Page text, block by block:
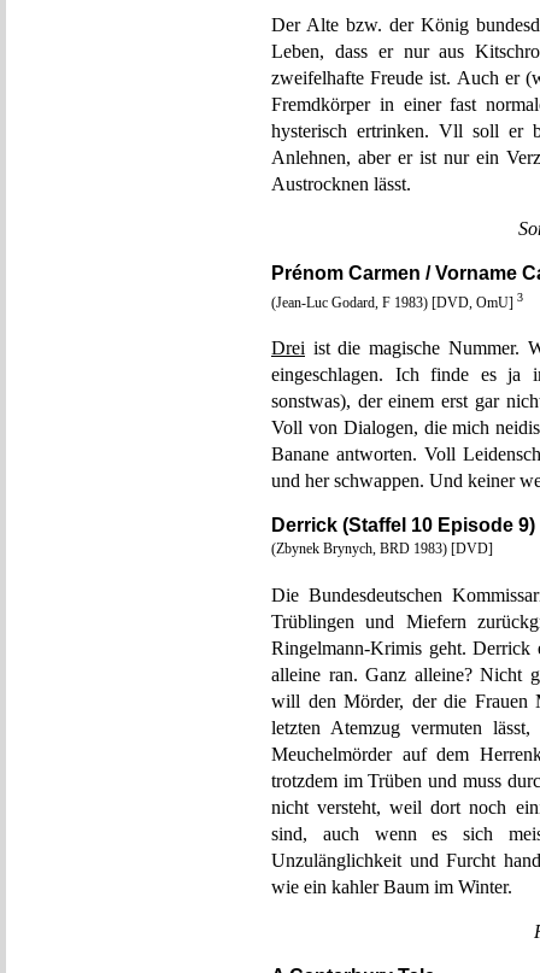
Der Alte bzw. der König
Leben, dass er nur aus
zweifelhafte Freude ist. Auch er
Fremdkörper in einer fast
hysterisch ertrinken. Vll soll er
Anlehnen, aber er ist nur ein
Austrocknen lässt.
Prénom Carmen / Vorname
(Jean-Luc Godard, F 1983) [DVD, OmU] 3
Drei ist die magische Nummer.
eingeschlagen. Ich finde es ja
sonstwas), der einem erst gar
Voll von Dialogen, die mich
Banane antworten. Voll
und her schwappen. Und keiner
Derrick (Staffel 10 Episode
(Zbynek Brynych, BRD 1983) [DVD]
Die Bundesdeutschen
Trüblingen und Miefern
Ringelmann-Krimis geht. Derrick
alleine ran. Ganz alleine? Nicht
will den Mörder, der die Frauen
letzten Atemzug vermuten
Meuchelmörder auf dem
trotzdem im Trüben und muss
nicht versteht, weil dort noch
sind, auch wenn es sich
Unzulänglichkeit und Furcht
wie ein kahler Baum im Winter.